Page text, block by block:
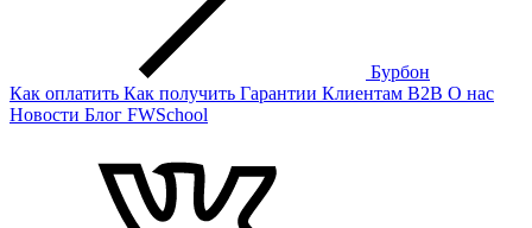
Бурбон
Как оплатить Как получить Гарантии Клиентам B2B О нас
Новости Блог FWSchool